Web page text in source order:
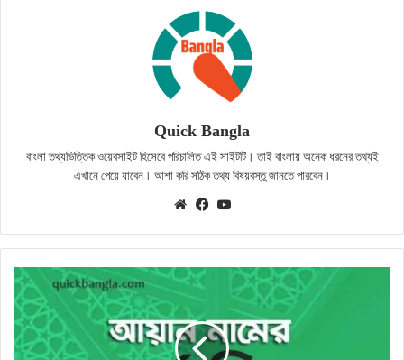
Quick Bangla
বাংলা তথ্যভিত্তিক ওয়েবসাইট হিসেবে পরিচালিত এই সাইটটি। তাই বাংলায় অনেক ধরনের তথ্যই
এখানে পেয়ে যাবেন। আশা করি সঠিক তথ্য বিষয়বস্তু জানতে পারবেন।
WebsiteFacebook
আয়ান
নামের
অর্থ
কি?
সঠিক